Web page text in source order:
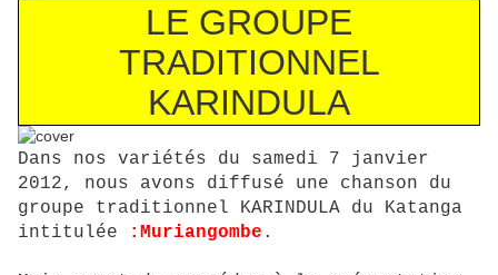
LE GROUPE
TRADITIONNEL
KARINDULA
Dans nos variétés du samedi 7 janvier
2012, nous avons diffusé une chanson du
groupe traditionnel KARINDULA du Katanga
intitulée
:Muriangombe .